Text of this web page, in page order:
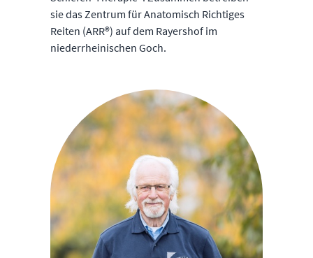
sie das Zentrum für Anatomisch Richtiges
Reiten (ARR®) auf dem Rayershof im
niederrheinischen Goch.